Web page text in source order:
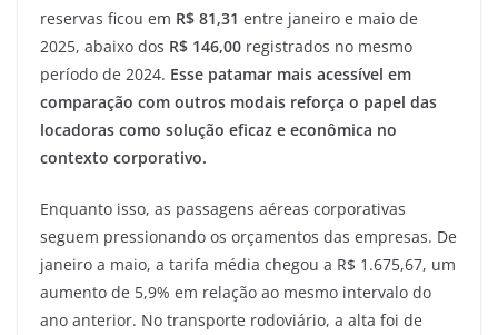
reservas ficou em R$ 81,31 entre janeiro e maio de
2025, abaixo dos R$ 146,00 registrados no mesmo
período de 2024. Esse patamar mais acessível em
comparação com outros modais reforça o papel das
locadoras como solução eficaz e econômica no
contexto corporativo.
Enquanto isso, as passagens aéreas corporativas
seguem pressionando os orçamentos das empresas. De
janeiro a maio, a tarifa média chegou a R$ 1.675,67, um
aumento de 5,9% em relação ao mesmo intervalo do
ano anterior. No transporte rodoviário, a alta foi de